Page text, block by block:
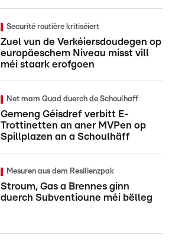
Securité routière kritiséiert
Zuel vun de Verkéiersdoudegen op
europäeschem Niveau misst vill
méi staark erofgoen
Net mam Quad duerch de Schoulhaff
Gemeng Géisdref verbitt E-
Trottinetten an aner MVPen op
Spillplazen an a Schoulhäff
Mesuren aus dem Resilienzpak
Stroum, Gas a Brennes ginn
duerch Subventioune méi bëlleg